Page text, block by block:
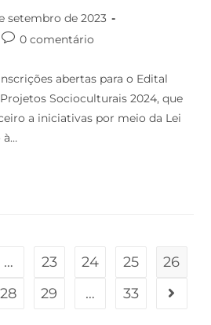
setembro de 2023
0 comentário
abertas para o Edital
Socioculturais 2024, que
a iniciativas por meio da Lei
à…
… 23 24 25
26
28 29 … 33